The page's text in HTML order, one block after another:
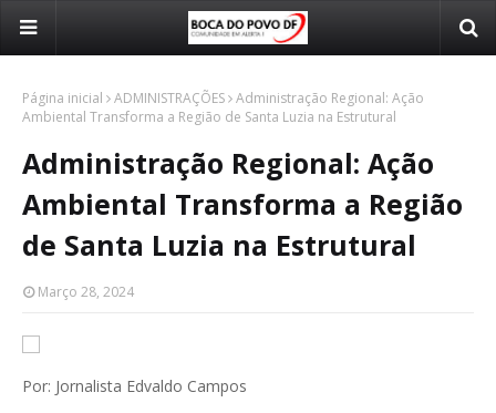
Página inicial ADMINISTRAÇÕES Administração Regional: Ação
Ambiental Transforma a Região de Santa Luzia na Estrutural
Administração Regional: Ação
Ambiental Transforma a Região
de Santa Luzia na Estrutural
Março 28, 2024
Por: Jornalista Edvaldo Campos